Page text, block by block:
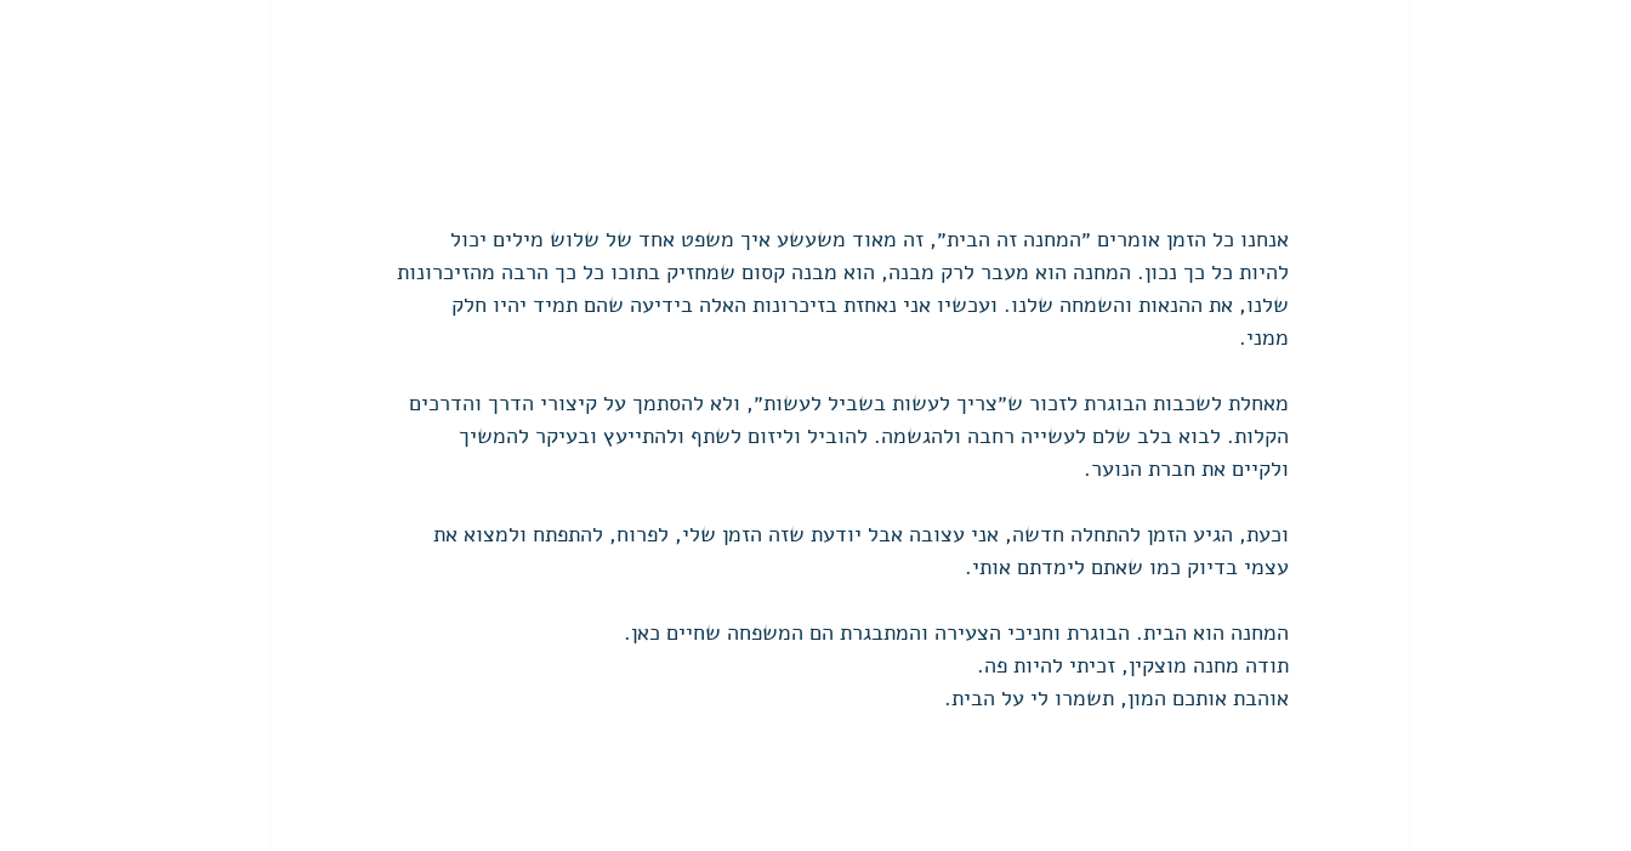
אנחנו כל הזמן אומרים ״המחנה זה הבית״, זה מאוד משעשע איך משפט אחד של שלוש מילים יכול
להיות כל כך נכון. המחנה הוא מעבר לרק מבנה, הוא מבנה קסום שמחזיק בתוכו כל כך הרבה מהזיכרונות
שלנו, את ההנאות והשמחה שלנו. ועכשיו אני נאחזת בזיכרונות האלה בידיעה שהם תמיד יהיו חלק
ממני.
מאחלת לשכבות הבוגרת לזכור ש״צריך לעשות בשביל לעשות״, ולא להסתמך על קיצורי הדרך והדרכים
הקלות. לבוא בלב שלם לעשייה רחבה ולהגשמה. להוביל וליזום לשתף ולהתייעץ ובעיקר להמשיך
ולקיים את חברת הנוער.
וכעת, הגיע הזמן להתחלה חדשה, אני עצובה אבל יודעת שזה הזמן שלי, לפרוח, להתפתח ולמצוא את
עצמי בדיוק כמו שאתם לימדתם אותי.
המחנה הוא הבית. הבוגרת וחניכי הצעירה והמתבגרת הם המשפחה שחיים כאן.
תודה מחנה מוצקין, זכיתי להיות פה.
אוהבת אותכם המון, תשמרו לי על הבית.